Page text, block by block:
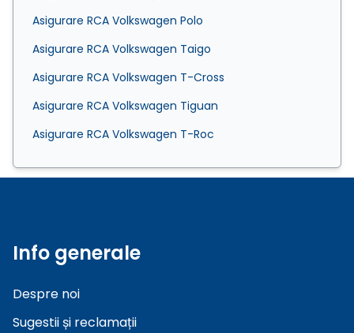
Asigurare RCA Volkswagen Polo
Asigurare RCA Volkswagen Taigo
Asigurare RCA Volkswagen T-Cross
Asigurare RCA Volkswagen Tiguan
Asigurare RCA Volkswagen T-Roc
Info generale
Despre noi
Sugestii și reclamații